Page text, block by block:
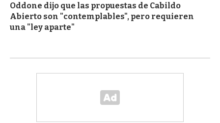
Oddone dijo que las propuestas de Cabildo
Abierto son "contemplables", pero requieren
una "ley aparte"